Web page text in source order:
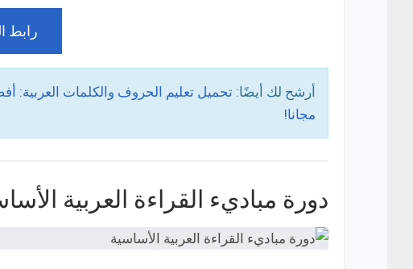
رابط
أرشح لك أيضًا: تحميل تعليم الحروف والكلمات العربية:
مجانا!
دورة مباديء القراءة العربية